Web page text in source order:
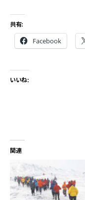
共有:
Facebook
いいね:
関連